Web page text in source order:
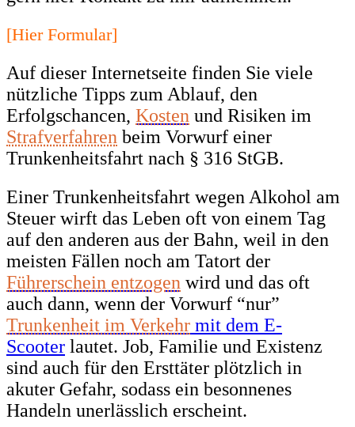
[Hier Formular]
Auf dieser Internetseite finden Sie viele
nützliche Tipps zum Ablauf, den
Erfolgschancen, Kosten und Risiken im
Strafverfahren beim Vorwurf einer
Trunkenheitsfahrt nach § 316 StGB.
Einer Trunkenheitsfahrt wegen Alkohol am
Steuer wirft das Leben oft von einem Tag
auf den anderen aus der Bahn, weil in den
meisten Fällen noch am Tatort der
Führerschein entzogen wird und das oft
auch dann, wenn der Vorwurf “nur”
Trunkenheit im Verkehr mit dem E-
Scooter lautet. Job, Familie und Existenz
sind auch für den Ersttäter plötzlich in
akuter Gefahr, sodass ein besonnenes
Handeln unerlässlich erscheint.